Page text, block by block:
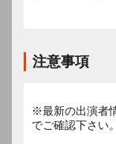
注意事項
※最新の出演者
でご確認下さい。